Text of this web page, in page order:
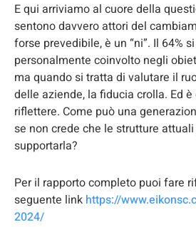
E qui arriviamo al cuore della
sentono davvero attori del
forse prevedibile, è un “ni”. Il 64%
personalmente coinvolto negli
ma quando si tratta di valutare il
delle aziende, la fiducia crolla. Ed
riflettere. Come può una
se non crede che le strutture
supportarla?
Per il rapporto completo puoi fare
seguente link https://
2024/